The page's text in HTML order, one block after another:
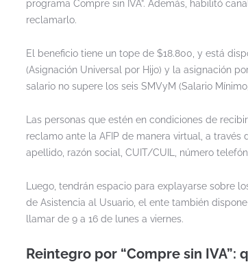
programa Compre sin IVA”. Además, habilitó
reclamarlo.
El beneficio tiene un tope de $18.800, y está
(Asignación Universal por Hijo) y la asignación
salario no supere los seis SMVyM (Salario
Las personas que estén en condiciones de
reclamo ante la AFIP de manera virtual, a
apellido, razón social, CUIT/CUIL, número
Luego, tendrán espacio para explayarse sobre
de Asistencia al Usuario, el ente también
llamar de 9 a 16 de lunes a viernes.
Reintegro por “Compre sin